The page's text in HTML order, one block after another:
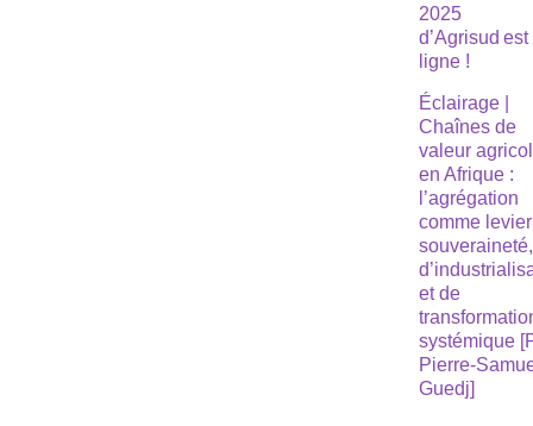
2025
d’Agrisud
ligne !
Éclairage |
Chaînes de
valeur
en Afrique :
l’agrégation
comme
souveraineté,
et de
systémique
Pierre-
Guedj]